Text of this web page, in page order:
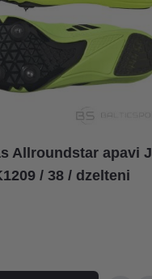
Allroundstar apavi J
/ 38 / dzelteni